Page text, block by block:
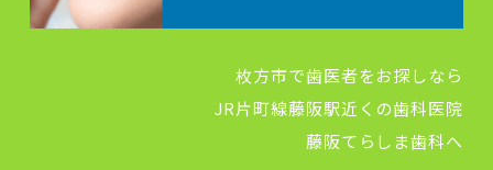
枚方市で歯医者をお探しなら
JR片町線藤阪駅近くの歯科医院
藤阪てらしま歯科へ